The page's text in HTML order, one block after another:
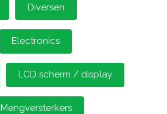
Diversen
Electronics
LCD scherm / display
Mengversterkers